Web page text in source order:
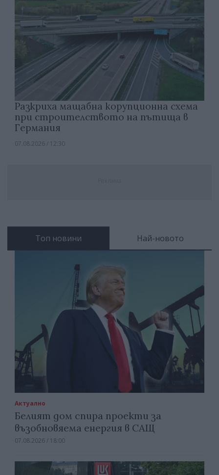
Разкриха мащабна корупционна схема
при строителството на пътища в
Германия
07.08.2026 / 12:30
Топ новини Най-новото
Актуално
Белият дом спира проекти за
възобновяема енергия в САЩ
07.08.2026 / 18:00